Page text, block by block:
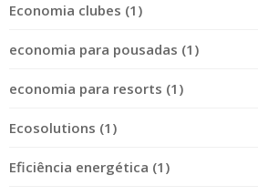
Economia clubes (1)
economia para pousadas (1)
economia para resorts (1)
Ecosolutions (1)
Eficiência energética (1)